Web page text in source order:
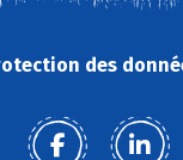
des